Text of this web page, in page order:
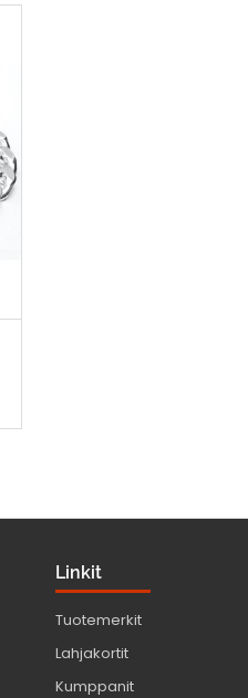
Linkit
Tuotemerkit
Lahjakortit
Kumppanit